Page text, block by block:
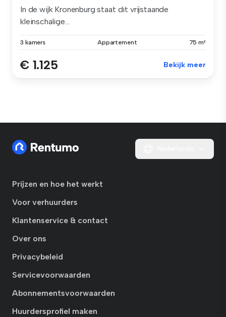
In de wijk Kronenburg staat dit vrijstaande
kleinschalige...
3 kamers Appartement 75 m²
€ 1.125 Bekijk meer
Prijzen en hoe het werkt
Voor verhuurders
Klantenservice & contact
Over ons
Privacybeleid
Servicevoorwaarden
Abonnementsvoorwaarden
Huurdersprofiel maken